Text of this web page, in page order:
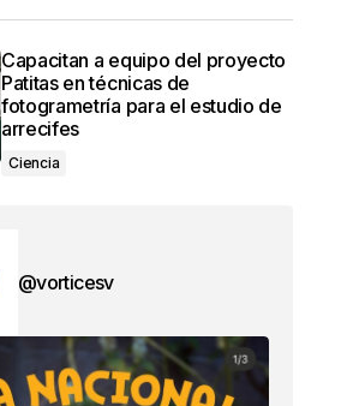
Capacitan a equipo del proyecto
Patitas en técnicas de
fotogrametría para el estudio de
arrecifes
Ciencia
@vorticesv